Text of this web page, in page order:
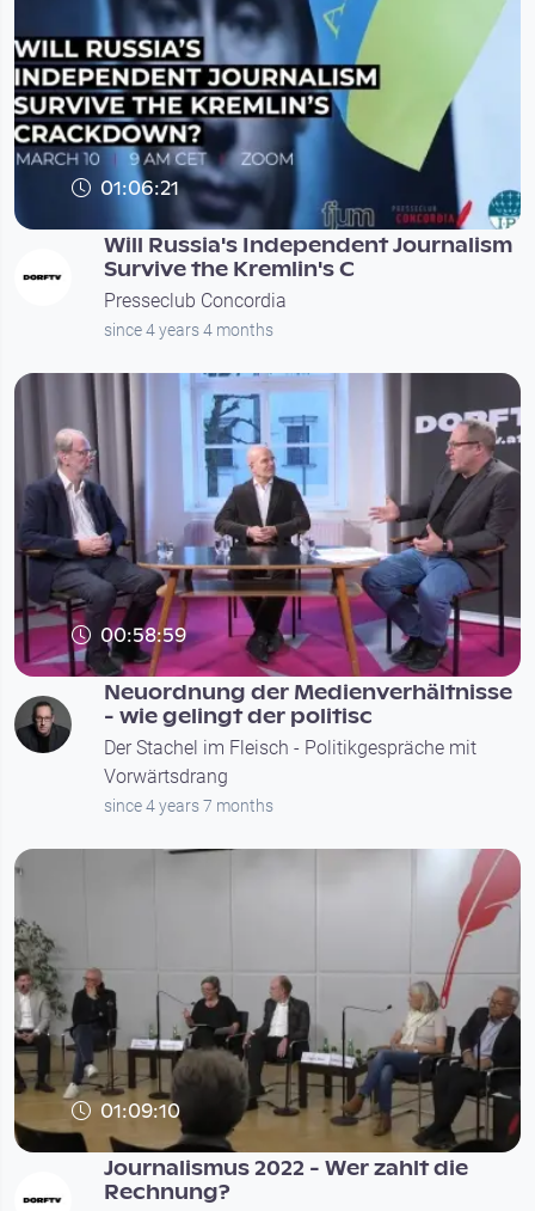
01:06:21
Will Russia's Independent Journalism
Survive the Kremlin's C
Presseclub Concordia
since 4 years 4 months
00:58:59
Neuordnung der Medienverhältnisse
- wie gelingt der politisc
Der Stachel im Fleisch - Politikgespräche mit
Vorwärtsdrang
since 4 years 7 months
01:09:10
Journalismus 2022 - Wer zahlt die
Rechnung?